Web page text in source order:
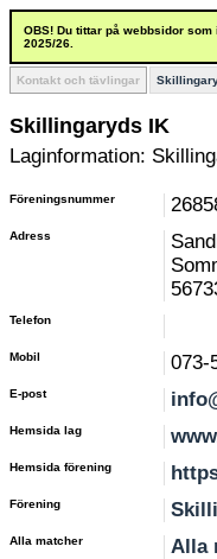
OBS! Du tittar på webbsidor
2025/26.
Kontakt och tävlingar
Skillingaryds IK
Laginformation:
Föreningsnummer
Adress
Telefon
Mobil 073-
E-post
Hemsida lag
Hemsida förening
Förening
Alla matcher Alla